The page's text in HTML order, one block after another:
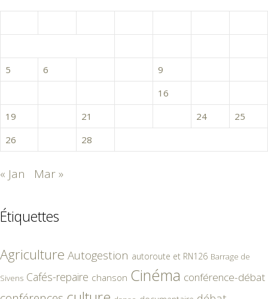
5
6 9
16
19
21 24
25
26
28
« Jan Mar »
Étiquettes
Agriculture Autogestion autoroute et RN126 Barrage de
Sivens Cafés-repaire chanson Cinéma conférence-débat